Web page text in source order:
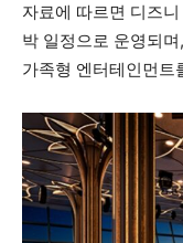
자료에 따르면 디즈
박 일정으로 운영되
가족형 엔터테인먼트